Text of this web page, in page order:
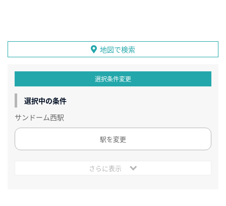
地図で検索
選択条件変更
選択中の条件
サンドーム西駅
駅を変更
さらに表示